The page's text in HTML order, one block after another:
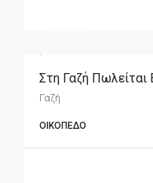
Γαζή
ΟΙΚΌΠΕΔΟ